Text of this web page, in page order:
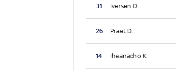
31 Iversen D.
26 Praet D.
14 Iheanacho K.